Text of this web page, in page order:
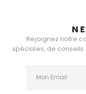
Rejoignez notre
spéciales, de